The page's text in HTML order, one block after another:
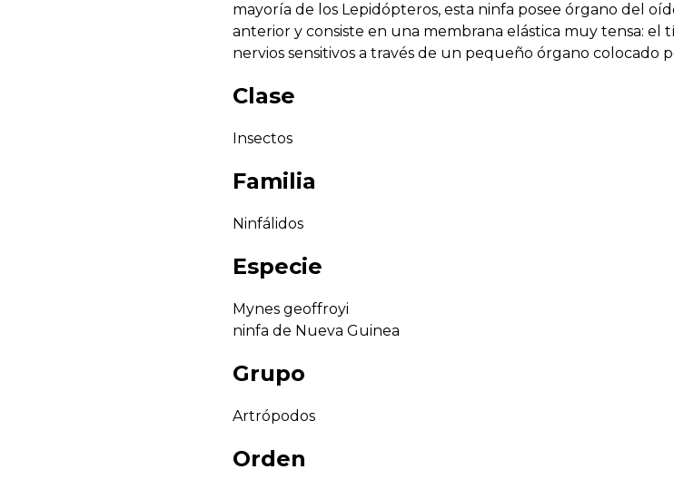
mayoría de los Lepidópteros, esta ninfa posee órgano del
anterior y consiste en una membrana elástica muy tensa: el
nervios sensitivos a través de un pequeño órgano colocado
Clase
Insectos
Familia
Ninfálidos
Especie
Mynes geoffroyi
ninfa de Nueva Guinea
Grupo
Artrópodos
Orden